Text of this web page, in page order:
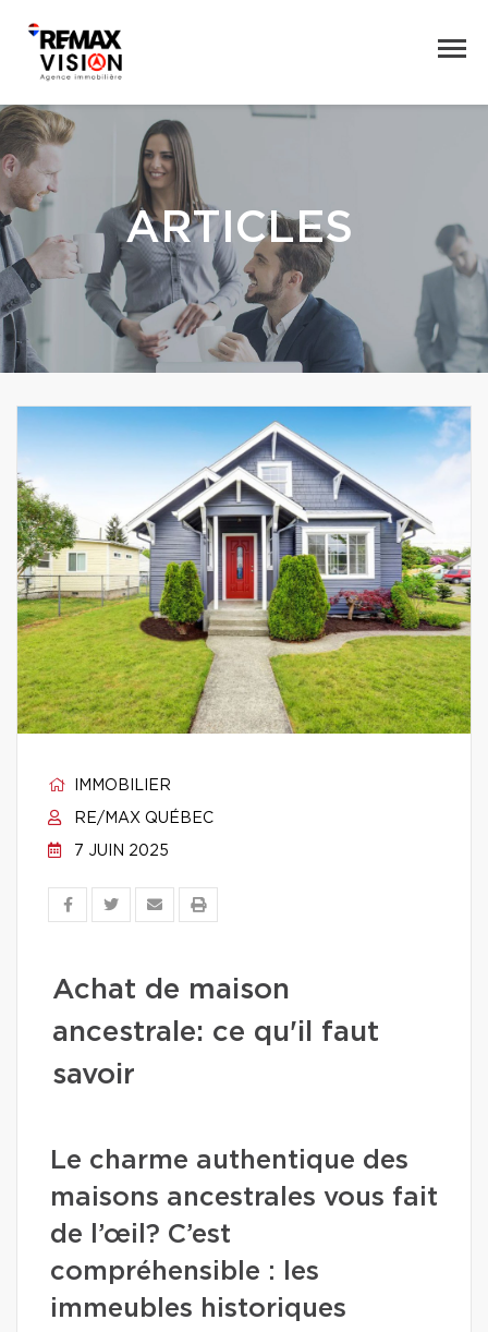
ARTICLES
IMMOBILIER
RE/MAX QUÉBEC
7 JUIN 2025
Achat de maison
ancestrale: ce qu'il faut
savoir
Le charme authentique des
maisons ancestrales vous fait
de l’œil? C’est
compréhensible : les
immeubles historiques